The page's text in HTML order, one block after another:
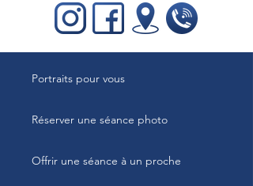
Portraits pour vous
Réserver une séance photo
Offrir une séance à un proche